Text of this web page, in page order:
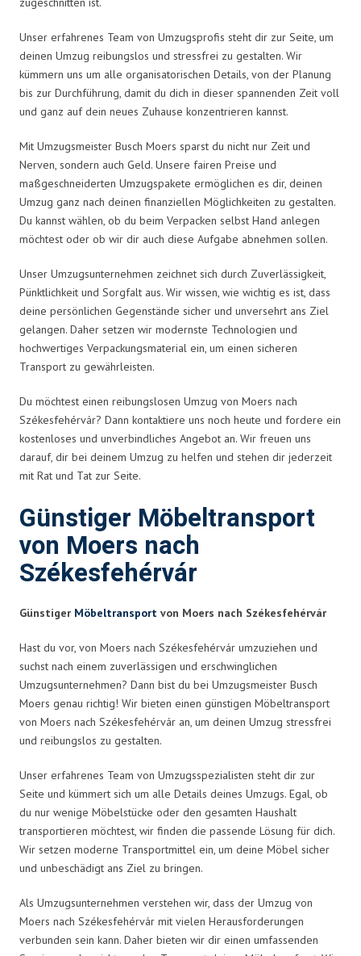
Unser erfahrenes Team von Umzugsprofis steht dir zur Seite, um
deinen Umzug reibungslos und stressfrei zu gestalten. Wir
kümmern uns um alle organisatorischen Details, von der Planung
bis zur Durchführung, damit du dich in dieser spannenden Zeit voll
und ganz auf dein neues Zuhause konzentrieren kannst.
Mit Umzugsmeister Busch Moers sparst du nicht nur Zeit und
Nerven, sondern auch Geld. Unsere fairen Preise und
maßgeschneiderten Umzugspakete ermöglichen es dir, deinen
Umzug ganz nach deinen finanziellen Möglichkeiten zu gestalten.
Du kannst wählen, ob du beim Verpacken selbst Hand anlegen
möchtest oder ob wir dir auch diese Aufgabe abnehmen sollen.
Unser Umzugsunternehmen zeichnet sich durch Zuverlässigkeit,
Pünktlichkeit und Sorgfalt aus. Wir wissen, wie wichtig es ist, dass
deine persönlichen Gegenstände sicher und unversehrt ans Ziel
gelangen. Daher setzen wir modernste Technologien und
hochwertiges Verpackungsmaterial ein, um einen sicheren
Transport zu gewährleisten.
Du möchtest einen reibungslosen Umzug von Moers nach
Székesfehérvár? Dann kontaktiere uns noch heute und fordere ein
kostenloses und unverbindliches Angebot an. Wir freuen uns
darauf, dir bei deinem Umzug zu helfen und stehen dir jederzeit
mit Rat und Tat zur Seite.
Günstiger Möbeltransport
von Moers nach
Székesfehérvár
Günstiger Möbeltransport von Moers nach Székesfehérvár
Hast du vor, von Moers nach Székesfehérvár umzuziehen und
suchst nach einem zuverlässigen und erschwinglichen
Umzugsunternehmen? Dann bist du bei Umzugsmeister Busch
Moers genau richtig! Wir bieten einen günstigen Möbeltransport
von Moers nach Székesfehérvár an, um deinen Umzug stressfrei
und reibungslos zu gestalten.
Unser erfahrenes Team von Umzugsspezialisten steht dir zur
Seite und kümmert sich um alle Details deines Umzugs. Egal, ob
du nur wenige Möbelstücke oder den gesamten Haushalt
transportieren möchtest, wir finden die passende Lösung für dich.
Wir setzen moderne Transportmittel ein, um deine Möbel sicher
und unbeschädigt ans Ziel zu bringen.
Als Umzugsunternehmen verstehen wir, dass der Umzug von
Moers nach Székesfehérvár mit vielen Herausforderungen
verbunden sein kann. Daher bieten wir dir einen umfassenden